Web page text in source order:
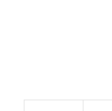
BD240 V